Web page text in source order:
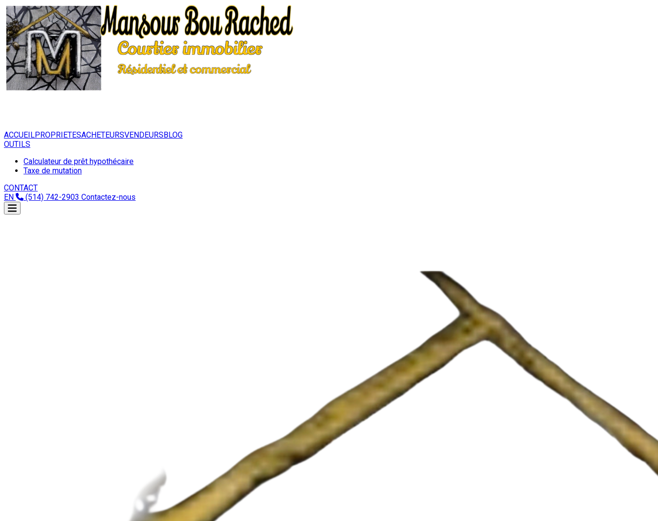
ACCUEILPROPRIETESACHETEURSVENDEURSBLOG
OUTILS
Calculateur de prêt hypothécaire
Taxe de mutation
CONTACT
EN
(514) 742-2903 Contactez-nous